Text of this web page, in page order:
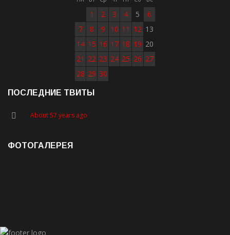
1 2 3 4 5
6
7
8 9 10 11 12 13
14 15 16 17 18 19 20
21 22 23 24 25 26 27
28 29 30
ПОСЛЕДНИЕ ТВИТЫ
About 57 years ago
ФОТОГАЛЕРЕЯ